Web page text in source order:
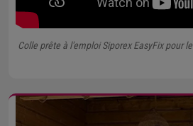
Colle prête à l'emploi Siporex EasyFix pour